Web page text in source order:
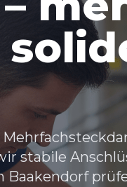
stabile
Baakendorf